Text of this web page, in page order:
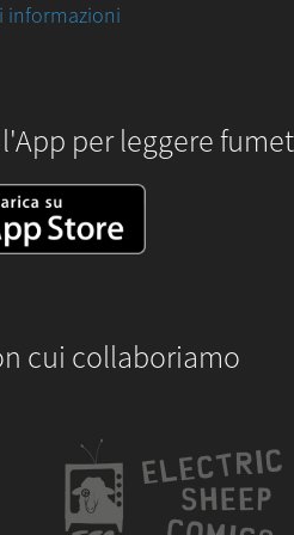
informazioni
per leggere
cui collaboriamo